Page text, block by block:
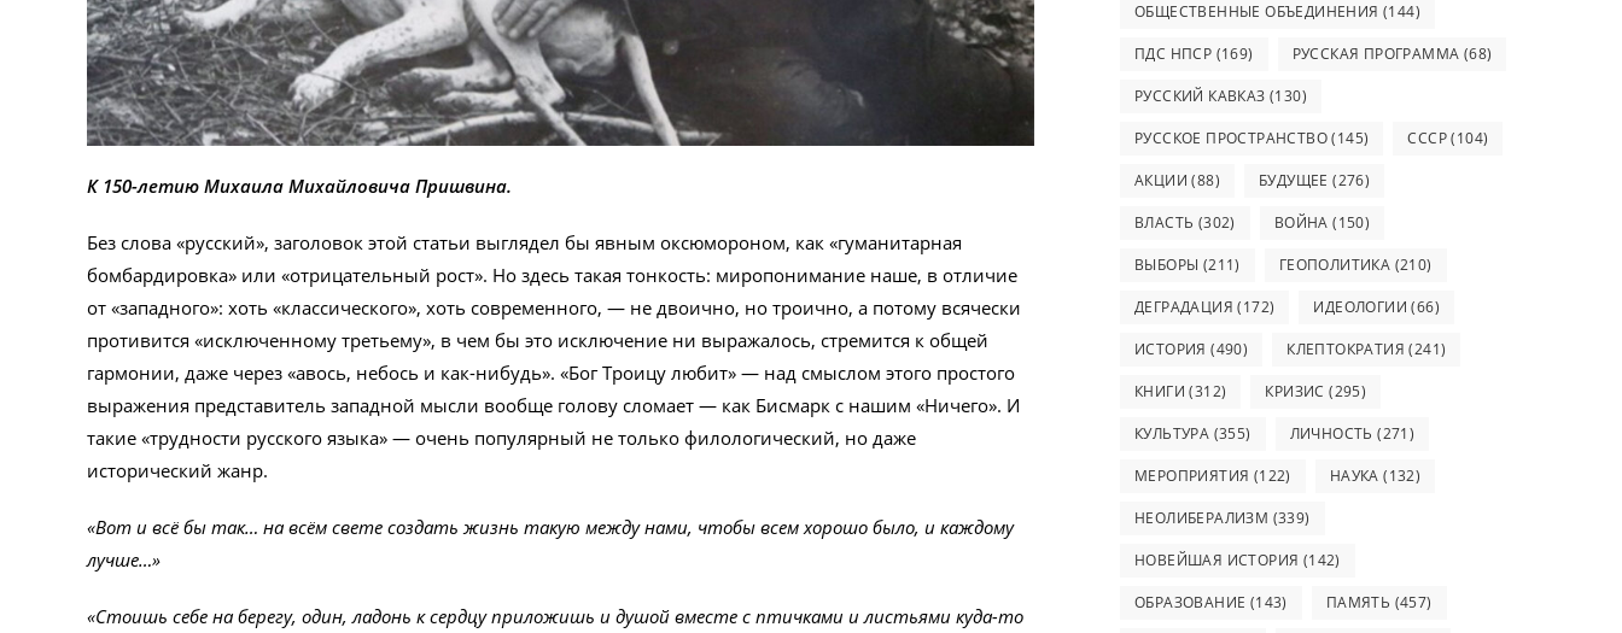
К 150-летию Михаила Михайловича Пришвина.
Без слова «русский», заголовок этой статьи выглядел бы явным оксюмороном, как «гуманитарная
бомбардировка» или «отрицательный рост». Но здесь такая тонкость: миропонимание наше, в отличие
от «западного»: хоть «классического», хоть современного, — не двоично, но троично, а потому всячески
противится «исключенному третьему», в чем бы это исключение ни выражалось, стремится к общей
гармонии, даже через «авось, небось и как-нибудь». «Бог Троицу любит» — над смыслом этого простого
выражения представитель западной мысли вообще голову сломает — как Бисмарк с нашим «Ничего». И
такие «трудности русского языка» — очень популярный не только филологический, но даже
исторический жанр.
«Вот и всё бы так… на всём свете создать жизнь такую между нами, чтобы всем хорошо было, и каждому
лучше…»
«Стоишь себе на берегу, один, ладонь к сердцу приложишь и душой вместе с птичками и листьями куда-то
ОБЩЕСТВЕННЫЕ ОБЪЕДИНЕНИЯ (144)
ПДС НПСР (169) РУССКАЯ ПРОГРАММА (68)
РУССКИЙ КАВКАЗ (130)
РУССКОЕ ПРОСТРАНСТВО(145) СССР(104)
АКЦИИ (88) БУДУЩЕЕ (276)
ВЛАСТЬ (302) ВОЙНА (150)
ВЫБОРЫ (211) ГЕОПОЛИТИКА (210)
ДЕГРАДАЦИЯ (172) ИДЕОЛОГИИ (66)
ИСТОРИЯ (490) КЛЕПТОКРАТИЯ (241)
КНИГИ (312) КРИЗИС (295)
КУЛЬТУРА (355) ЛИЧНОСТЬ (271)
МЕРОПРИЯТИЯ (122) НАУКА (132)
НЕОЛИБЕРАЛИЗМ (339)
НОВЕЙШАЯ ИСТОРИЯ (142)
ОБРАЗОВАНИЕ (143) ПАМЯТЬ (457)